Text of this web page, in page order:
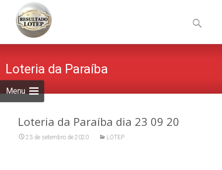
Menu
to
content
por:
Loteria da Paraíba
Loteria da Paraíba dia 23 09 20
23 de setembro de 2020 LOTEP